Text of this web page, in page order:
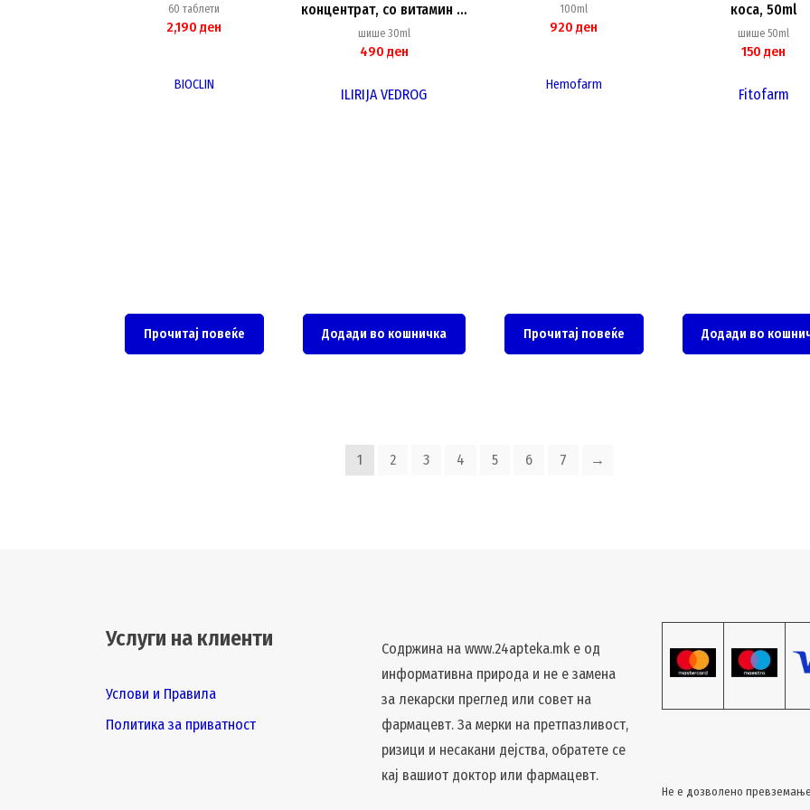
60 таблети
2,190 ден
BIOCLIN
Прочитај повеќе
концентрат, со витамин Е,
30ml
шише 30ml
490 ден
ILIRIJA VEDROG
Додади во кошничка
100ml
920 ден
Hemofarm
Прочитај повеќе
коса, 50ml
шише 50ml
150 ден
Fitofarm
Додади во
1 2 3 4 5 6 7 →
Услуги на клиенти
Услови и Правила
Политика за приватност
Содржина на www.24apteka.mk е од
информативна природа и не е замена
за лекарски преглед или совет на
фармацевт. За мерки на претпазливост,
ризици и несакани дејства, обратете се
кај вашиот доктор или фармацевт.
Не е дозволено